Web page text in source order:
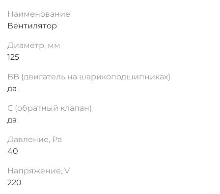
Наименование
Вентилятор
Диаметр, мм
125
BB (двигатель на шарикоподшипниках)
да
C (обратный клапан)
да
Давление, Pa
40
Напряжение, V
220